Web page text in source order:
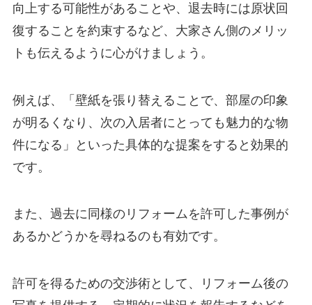
向上する可能性があることや、退去時には原状回
復することを約束するなど、大家さん側のメリッ
トも伝えるように心がけましょう。
例えば、「壁紙を張り替えることで、部屋の印象
が明るくなり、次の入居者にとっても魅力的な物
件になる」といった具体的な提案をすると効果的
です。
また、過去に同様のリフォームを許可した事例が
あるかどうかを尋ねるのも有効です。
許可を得るための交渉術として、リフォーム後の